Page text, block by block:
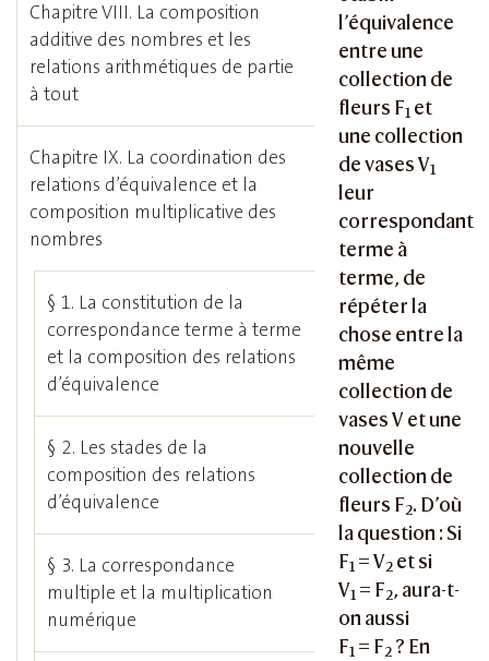
l’équivalence
entre une
collection de
fleurs F1 et
une collection
de vases V1
leur
correspondant
terme à
terme, de
répéter la
chose entre la
même
collection de
vases V et une
nouvelle
collection de
fleurs F2. D’où
la question : Si
F1 = V2 et si
V1 = F2, aura-t-
on aussi
F1 = F2 ? En
Chapitre VIII. La composition
additive des nombres et les
relations arithmétiques de partie
à tout
Chapitre IX. La coordination des
relations d’équivalence et la
composition multiplicative des
nombres
§ 1. La constitution de la
correspondance terme à terme
et la composition des relations
d’équivalence
§ 2. Les stades de la
composition des relations
d’équivalence
§ 3. La correspondance
multiple et la multiplication
numérique